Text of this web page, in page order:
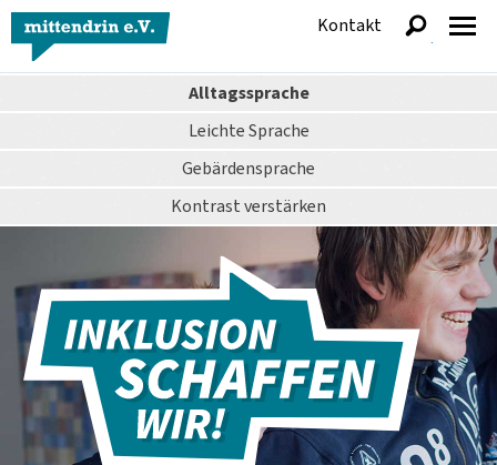
Alltagssprache
Leichte Sprache
Gebärdensprache
Kontrastverstärken
Kontakt
anzeigen